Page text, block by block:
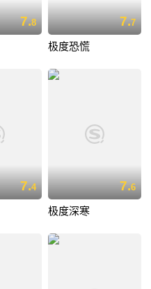
7.8 7.7
极度恐慌
7.4 7.6
极度深寒